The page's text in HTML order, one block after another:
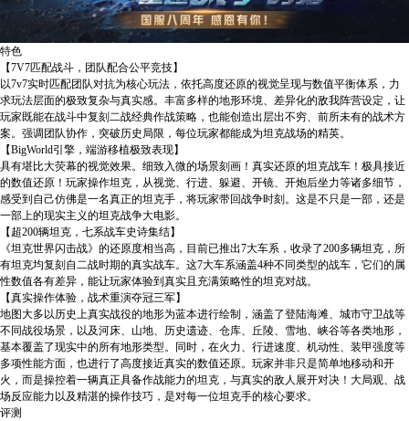
特色
【7V7匹配战斗，团队配合公平竞技】
以7v7实时匹配团队对抗为核心玩法，依托高度还原的视觉呈现与数值平衡体系，力
求玩法层面的极致复杂与真实感。丰富多样的地形环境、差异化的敌我阵营设定，让
玩家既能在战斗中复刻二战经典作战策略，也能创造出层出不穷、前所未有的战术方
案。强调团队协作，突破历史局限，每位玩家都能成为坦克战场的精英。
【BigWorld引擎，端游移植极致表现】
具有堪比大荧幕的视觉效果。细致入微的场景刻画！真实还原的坦克战车！极具接近
的数值还原！玩家操作坦克，从视觉、行进、躲避、开镜、开炮后坐力等诸多细节，
感受到自己仿佛是一名真正的坦克手，将玩家带回战争时刻。这是不只是一部，还是
一部上的现实主义的坦克战争大电影。
【超200辆坦克，七系战车史诗集结】
《坦克世界闪击战》的还原度相当高，目前已推出7大车系，收录了200多辆坦克，所
有坦克均复刻自二战时期的真实战车。这7大车系涵盖4种不同类型的战车，它们的属
性数值各有差异，能让玩家体验到真实且充满策略性的坦克对战。
【真实操作体验，战术重演夺冠三军】
地图大多以历史上真实战役的地形为蓝本进行绘制，涵盖了登陆海滩、城市守卫战等
不同战役场景，以及河床、山地、历史遗迹、仓库、丘陵、雪地、峡谷等各类地形，
基本覆盖了现实中的所有地形类型。同时，在火力、行进速度、机动性、装甲强度等
多项性能方面，也进行了高度接近真实的数值还原。玩家并非只是简单地移动和开
火，而是操控着一辆真正具备作战能力的坦克，与真实的敌人展开对决！大局观、战
场反应能力以及精湛的操作技巧，是对每一位坦克手的核心要求。
评测